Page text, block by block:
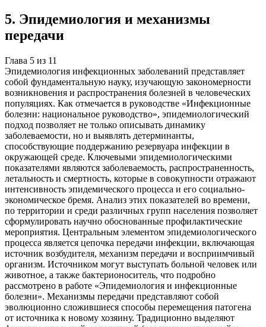
5. Эпидемиология и механизмы
передачи
Глава 5 из 11
Эпидемиология инфекционных заболеваний представляет
собой фундаментальную науку, изучающую закономерности
возникновения и распространения болезней в человеческих
популяциях. Как отмечается в руководстве «Инфекционные
болезни: национальное руководство», эпидемиологический
подход позволяет не только описывать динамику
заболеваемости, но и выявлять детерминанты,
способствующие поддержанию резервуара инфекции в
окружающей среде. Ключевыми эпидемиологическими
показателями являются заболеваемость, распространенность,
летальность и смертность, которые в совокупности отражают
интенсивность эпидемического процесса и его социально-
экономическое бремя. Анализ этих показателей во времени,
по территории и среди различных групп населения позволяет
сформулировать научно обоснованные профилактические
мероприятия. Центральным элементом эпидемиологического
процесса является цепочка передачи инфекции, включающая
источник возбудителя, механизм передачи и восприимчивый
организм. Источником могут выступать больной человек или
животное, а также бактерионоситель, что подробно
рассмотрено в работе «Эпидемиология и инфекционные
болезни». Механизмы передачи представляют собой
эволюционно сложившиеся способы перемещения патогена
от источника к новому хозяину. Традиционно выделяют